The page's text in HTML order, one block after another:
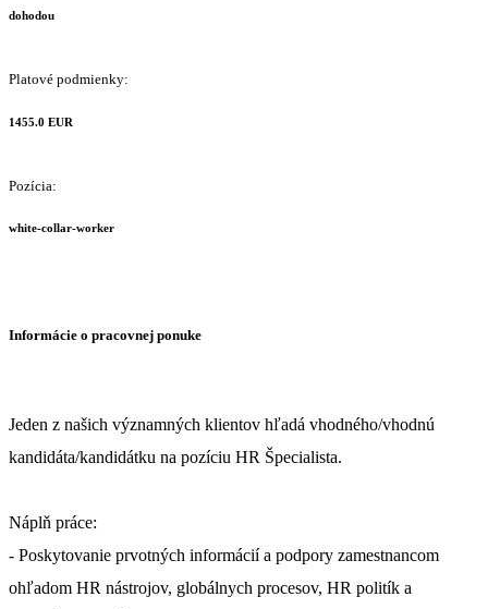
dohodou
Platové podmienky:
1455.0 EUR
Pozícia:
white-collar-worker
Informácie o pracovnej ponuke
Jeden z našich významných klientov hľadá vhodného/vhodnú
kandidáta/kandidátku na pozíciu HR Špecialista.
Náplň práce:
- Poskytovanie prvotných informácií a podpory zamestnancom
ohľadom HR nástrojov, globálnych procesov, HR politík a